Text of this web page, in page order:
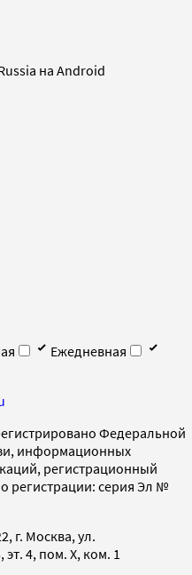
на Android
Ежедневная
Федеральной
информационных
регистрационный
регистрации: серия Эл №
г. Москва, ул.
4, пом. X, ком. 1